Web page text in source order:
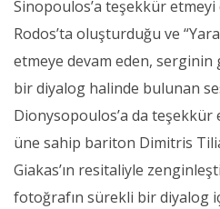
Sinopoulos’a teşekkür etmeyi
Rodos’ta oluşturduğu ve
etmeye devam eden, serginin
bir diyalog halinde bulunan
Dionysopoulos’a da teşekkür
üne sahip bariton Dimitris
Giakas’ın resitaliyle
fotoğrafın sürekli bir diyalog